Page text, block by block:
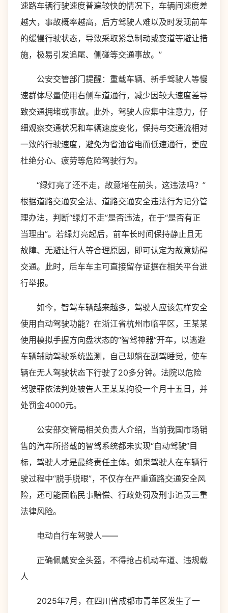
速路车辆行驶速度普遍较快的情况下，车辆间速度差
越大，事故概率越高，后方驾驶人难以及时发现前车
的缓慢行驶状态，导致采取紧急制动或变道等避让措
施，极易引发追尾、侧碰等交通事故。”
公安交管部门提醒：重载车辆、新手驾驶人等慢
速群体尽量使用右侧车道通行，减少因较大速度差导
致交通拥堵或事故。此外，驾驶人应集中注意力，仔
细观察交通状况和车辆速度变化，保持与交通流相对
一致的行驶速度，避免为省油省电而低速通行，更应
杜绝分心、疲劳等危险驾驶行为。
“绿灯亮了还不走，故意堵在前头，这违法吗？”
根据道路交通安全法、道路交通安全违法行为记分管
理办法，判断“绿灯不走”是否违法，在于“是否有正
当理由”。若绿灯亮起后，前车长时间保持静止且无
故障、无避让行人等合理原因，即可认定为故意妨碍
交通。此时，后车车主可直接留存证据在相关平台进
行举报。
如今，智驾车辆越来越多，驾驶人应该怎样安全
使用自动驾驶功能？在浙江省杭州市临平区，王某某
使用模拟手握方向盘状态的“智驾神器”开车，以逃避
车辆辅助驾驶系统监测，自己却躺在副驾睡觉，使车
辆在无人驾驶状态下行驶了20多分钟。法院以危险
驾驶罪依法判处被告人王某某拘役一个月十五日，并
处罚金4000元。
公安部交管局相关负责人介绍，当前我国市场销
售的汽车所搭载的智驾系统都未实现“自动驾驶”目
标，驾驶人才是最终责任主体。如果驾驶人在车辆行
驶过程中“脱手脱眼”，不仅存在严重道路交通安全风
险，还可能面临民事赔偿、行政处罚及刑事追责三重
法律风险。
电动自行车驾驶人——
正确佩戴安全头盔，不得抢占机动车道、违规载
人
2025年7月，在四川省成都市青羊区发生了一